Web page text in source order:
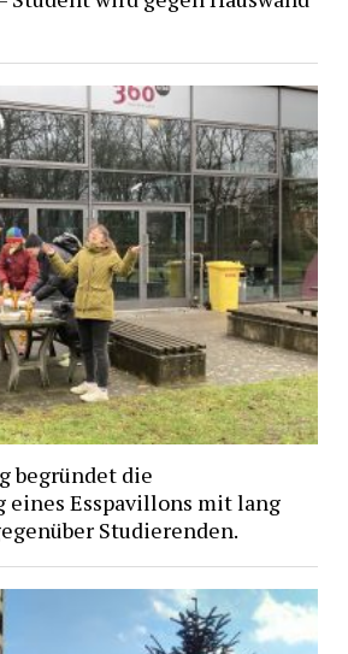
begründet die
Esspavillons mit lang
Studierenden.